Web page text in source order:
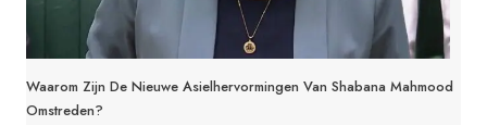
Waarom Zijn De Nieuwe Asielhervormingen Van Shabana Mahmood
Omstreden?